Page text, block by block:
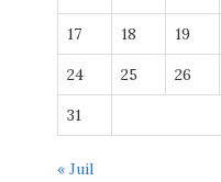
17 18 19
24 25 26
31
« Juil